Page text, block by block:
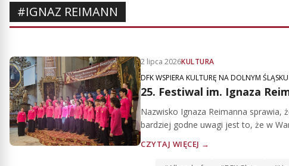
#IGNAZ REIMANN
2 lipca 2026KULTURA
DFK WSPIERA KULTURĘ NA DOLNYM ŚLĄSKU
25. Festiwal im. Ignaza
Nazwisko Ignaza Reimanna sprawia,
bardziej godne uwagi jest to, że w
CZYTAJ WIĘCEJ →